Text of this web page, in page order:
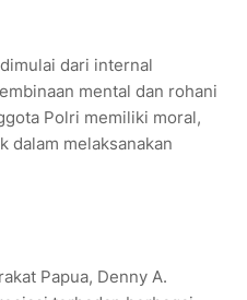
dari internal
mental dan rohani
Polri memiliki moral,
dalam melaksanakan
Papua, Denny A.